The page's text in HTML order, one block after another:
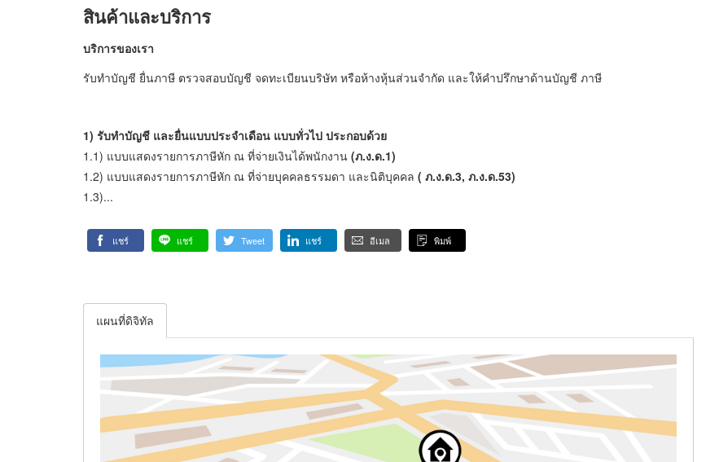
สินค้าและบริการ
บริการของเรา
รับทำบัญชี ยื่นภาษี ตรวจสอบบัญชี จดทะเบียนบริษัท หรือห้างหุ้นส่วนจำกัด และให้คำปรึกษาด้านบัญชี ภาษี
1) รับทำบัญชี และยื่นแบบประจำเดือน แบบทั่วไป ประกอบด้วย
1.1) แบบแสดงรายการภาษีหัก ณ ที่จ่ายเงินได้พนักงาน (ภ.ง.ด.1)
1.2) แบบแสดงรายการภาษีหัก ณ ที่จ่ายบุคคลธรรมดา และนิติบุคคล ( ภ.ง.ด.3, ภ.ง.ด.53)
1.3)...
แชร์ แชร์ Tweet แชร์ อีเมล พิมพ์
แผนที่ดิจิทัล